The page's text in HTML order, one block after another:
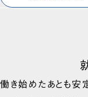
働き始めたあとも安